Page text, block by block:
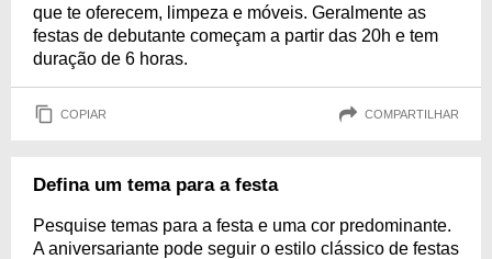
que te oferecem, limpeza e móveis. Geralmente as
festas de debutante começam a partir das 20h e tem
duração de 6 horas.
COPIAR COMPARTILHAR
Defina um tema para a festa
Pesquise temas para a festa e uma cor predominante.
A aniversariante pode seguir o estilo clássico de festas